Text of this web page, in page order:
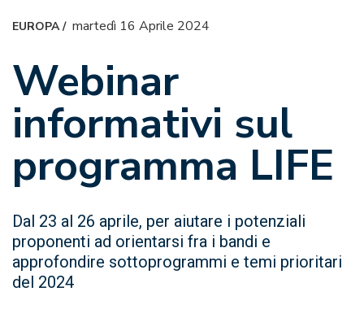
EUROPA/ martedì 16 Aprile 2024
Webinar
informativi sul
programma LIFE
Dal 23 al 26 aprile, per aiutare i potenziali
proponenti ad orientarsi fra i bandi e
approfondire sottoprogrammi e temi prioritari
del 2024